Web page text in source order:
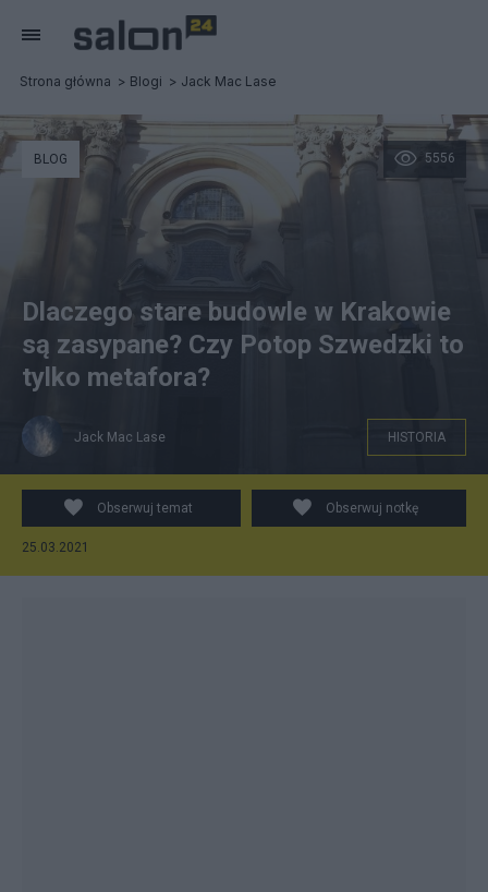
Strona główna Blogi Jack Mac Lase
Jack Mac Lase
5556
BLOG
Dlaczego stare budowle w Krakowie
są zasypane? Czy Potop Szwedzki to
tylko metafora?
Jack Mac Lase HISTORIA
Obserwuj temat Obserwuj notkę
25.03.2021